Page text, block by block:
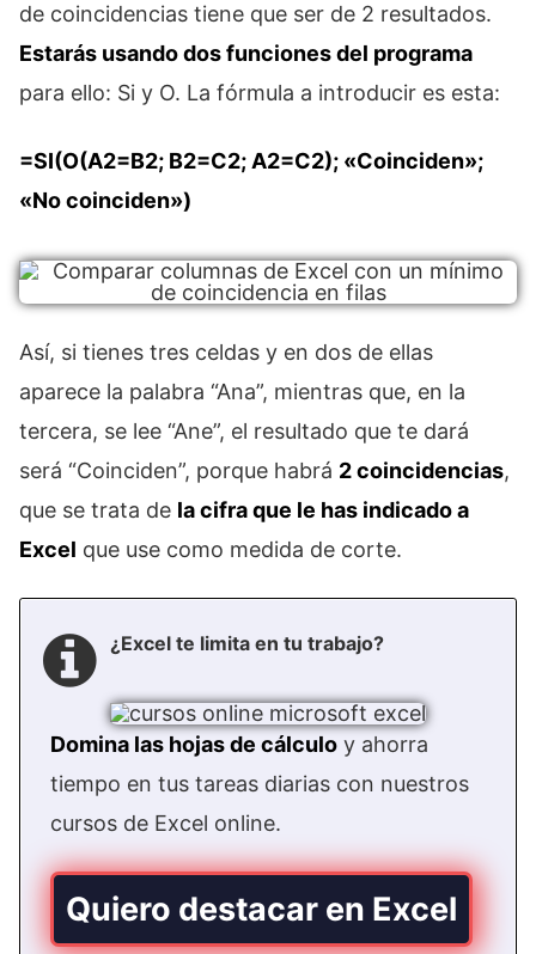
de coincidencias tiene que ser de 2 resultados.
Estarás usando dos funciones del programa
para ello: Si y O. La fórmula a introducir es esta:
=SI(O(A2=B2; B2=C2; A2=C2); «Coinciden»;
«No coinciden»)
Así, si tienes tres celdas y en dos de ellas
aparece la palabra “Ana”, mientras que, en la
tercera, se lee “Ane”, el resultado que te dará
será “Coinciden”, porque habrá 2 coincidencias,
que se trata de la cifra que le has indicado a
Excel que use como medida de corte.
¿Excel te limita en tu trabajo?
Domina las hojas de cálculo y ahorra
tiempo en tus tareas diarias con nuestros
cursos de Excel online.
Quiero destacar en Excel